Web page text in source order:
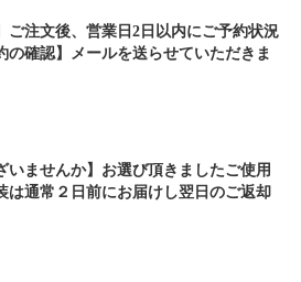
ご注文後、営業日2日以内にご予約状況
の確認】メールを送らせていただきま
いませんか】お選び頂きましたご使用
は通常２日前にお届けし翌日のご返却